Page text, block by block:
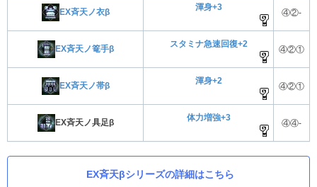
EX斉天ノ衣β
渾身+3
④②-
EX斉天ノ篭手β
スタミナ急速回復+2
④②①
EX斉天ノ帯β
渾身+2
④②①
EX斉天ノ具足β
体力増強+3
④④-
EX斉天βシリーズの詳細はこちら